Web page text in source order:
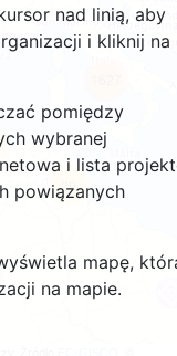
nad linią, aby
i kliknij na
pomiędzy
wybranej
i lista
powiązanych
mapę,
na mapie.
29